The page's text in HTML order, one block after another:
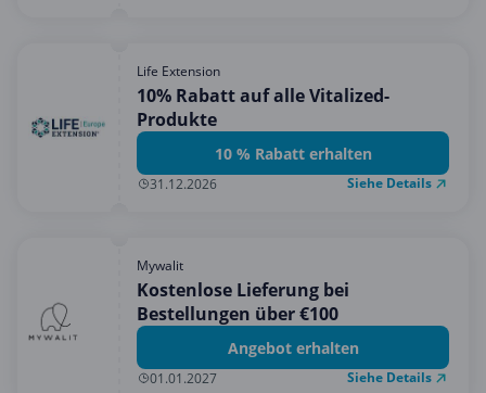
Life Extension
10% Rabatt auf alle Vitalized-
Produkte
10 % Rabatt erhalten
31.12.2026 Siehe Details
Mywalit
Kostenlose Lieferung bei
Bestellungen über €100
Angebot erhalten
01.01.2027 Siehe Details